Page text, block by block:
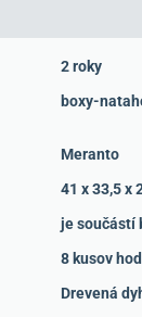
2 roky
boxy-
Meranto
41 x 33,5 x
je součástí
8 kusov
Drevená